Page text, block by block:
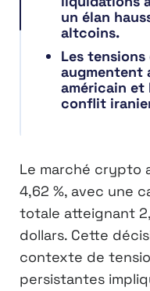
un élan
altcoins.
Les
augmentent
américain et
conflit
Le marché crypto
4,62 %, avec une
totale atteignant
dollars. Cette
contexte de
persistantes